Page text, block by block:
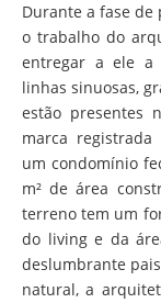
Durante a fase de
o trabalho do
entregar a ele a
linhas sinuosas,
estão presentes
marca
um condomínio
m² de área
terreno tem um
do living e da
deslumbrante
natural, a